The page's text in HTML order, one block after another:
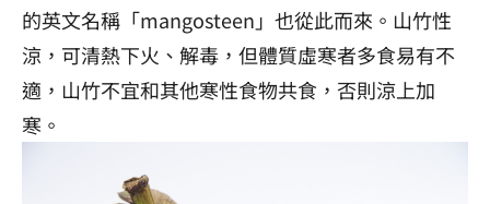
的英文名稱「mangosteen」也從此而來。山竹性
涼，可清熱下火、解毒，但體質虛寒者多食易有不
適，山竹不宜和其他寒性食物共食，否則涼上加
寒。